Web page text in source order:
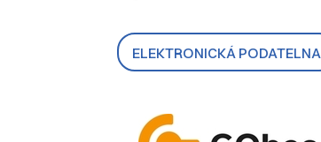
ELEKTRONICKÁ PODATELNA